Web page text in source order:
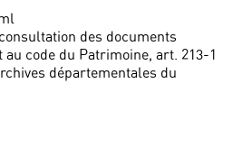
des documents
au code du Patrimoine, art. 213-1
départementales du